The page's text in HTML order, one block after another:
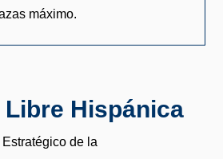
máximo.
Hispánica
de la